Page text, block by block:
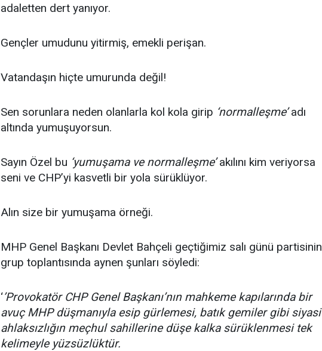
adaletten dert yanıyor.
Gençler umudunu yitirmiş, emekli perişan.
Vatandaşın hiçte umurunda değil!
Sen sorunlara neden olanlarla kol kola girip ‘normalleşme’adı
altında yumuşuyorsun.
Sayın Özel bu ‘yumuşama ve normalleşme’akılını kim veriyorsa
seni ve CHP’yi kasvetli bir yola sürüklüyor.
Alın size bir yumuşama örneği.
MHP Genel Başkanı Devlet Bahçeli geçtiğimiz salı günü partisinin
grup toplantısında aynen şunları söyledi:
‘’Provokatör CHP Genel Başkanı’nın mahkeme kapılarında bir
avuç MHP düşmanıyla esip gürlemesi, batık gemiler gibi siyasi
ahlaksızlığın meçhul sahillerine düşe kalka sürüklenmesi tek
kelimeyle yüzsüzlüktür.